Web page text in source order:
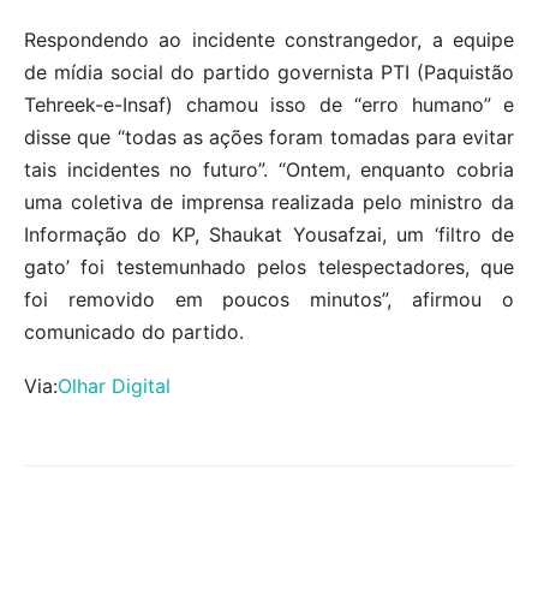
Respondendo ao incidente constrangedor, a equipe
de mídia social do partido governista PTI (Paquistão
Tehreek-e-Insaf) chamou isso de “erro humano” e
disse que “todas as ações foram tomadas para evitar
tais incidentes no futuro”. “Ontem, enquanto cobria
uma coletiva de imprensa realizada pelo ministro da
Informação do KP, Shaukat Yousafzai, um ‘filtro de
gato’ foi testemunhado pelos telespectadores, que
foi removido em poucos minutos”, afirmou o
comunicado do partido.
Via:Olhar Digital